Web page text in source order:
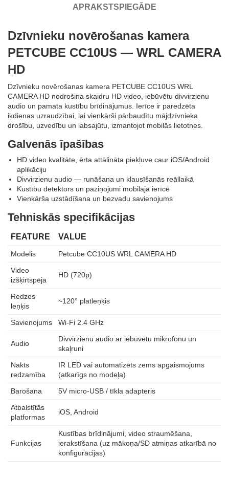
APRAKSTS PIEGĀDE
Dzīvnieku novērošanas kamera
PETCUBE CC10US — WRL CAMERA
HD
Dzīvnieku novērošanas kamera PETCUBE CC10US WRL
CAMERA HD nodrošina skaidru HD video, iebūvētu divvirzienu
audio un pamata kustību brīdinājumus. Ierīce ir paredzēta
ikdienas uzraudzībai, lai vienkārši pārbaudītu mājdzīvnieka
drošību, uzvedību un labsajūtu, izmantojot mobilās lietotnes.
Galvenās īpašības
HD video kvalitāte, ērta attālināta piekļuve caur iOS/Android
aplikāciju
Divvirzienu audio — runāšana un klausīšanās reāllaikā
Kustību detektors un paziņojumi mobilajā ierīcē
Vienkārša uzstādīšana un bezvadu savienojums
Tehniskās specifikācijas
FEATURE VALUE
Modelis
Petcube CC10US WRL CAMERA HD
Video
izšķirtspēja
HD (720p)
Redzes
leņķis
~120° platleņķis
Savienojums Wi‑Fi 2.4 GHz
Audio
Divvirzienu audio ar iebūvētu mikrofonu un
skaļruni
Nakts
redzamība
IR LED vai automatizēts zems apgaismojums
(atkarīgs no modeļa)
Barošana
5V micro‑USB / tīkla adapteris
Atbalstītās
platformas
iOS, Android
Funkcijas
Kustības brīdinājumi, video straumēšana,
ierakstīšana (uz mākoņa/SD atmiņas atkarībā no
konfigurācijas)